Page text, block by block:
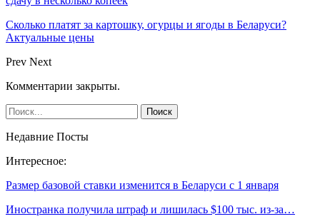
Сколько платят за картошку, огурцы и ягоды в Беларуси?
Актуальные цены
Prev Next
Комментарии закрыты.
Недавние Посты
Интересное:
Размер базовой ставки изменится в Беларуси с 1 января
Иностранка получила штраф и лишилась $100 тыс. из-за…